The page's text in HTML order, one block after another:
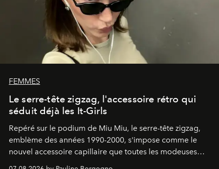
FEMMES
Le serre-tête zigzag, l'accessoire rétro qui
séduit déjà les It-Girls
Repéré sur le podium de Miu Miu, le serre-tête zigzag,
emblème des années 1990-2000, s'impose comme le
nouvel accessoire capillaire que toutes les modeuses
s'arrachent déjà.